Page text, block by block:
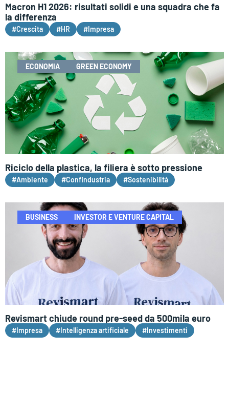
Macron H1 2026: risultati solidi e una squadra che fa
la differenza
#Crescita #HR #Impresa
ECONOMIA GREEN ECONOMY
Riciclo della plastica, la filiera è sotto pressione
#Ambiente #Confindustria #Sostenibilità
BUSINESS INVESTOR E VENTURE CAPITAL
Revismart chiude round pre-seed da 500mila euro
#Impresa #Intelligenza artificiale #Investimenti